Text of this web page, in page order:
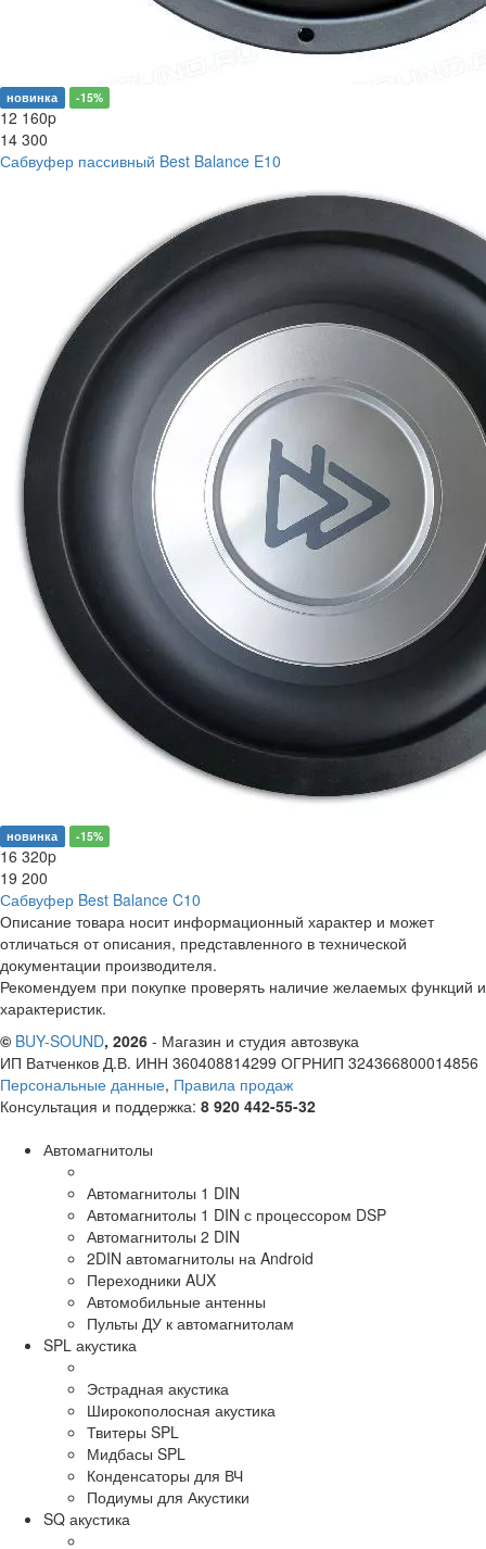
новинка -15%
12 160p
14 300
Сабвуфер пассивный Best Balance E10
новинка -15%
16 320p
19 200
Сабвуфер Best Balance C10
Описание товара носит информационный характер и может
отличаться от описания, представленного в технической
документации производителя.
Рекомендуем при покупке проверять наличие желаемых функций и
характеристик.
© BUY-SOUND, 2026 - Магазин и студия автозвука
ИП Ватченков Д.В. ИНН 360408814299 ОГРНИП 324366800014856
Персональные данные, Правила продаж
Консультация и поддержка: 8 920 442-55-32
Автомагнитолы
Автомагнитолы 1 DIN
Автомагнитолы 1 DIN с процессором DSP
Автомагнитолы 2 DIN
2DIN автомагнитолы на Android
Переходники AUX
Автомобильные антенны
Пульты ДУ к автомагнитолам
SPL акустика
Эстрадная акустика
Широкополосная акустика
Твитеры SPL
Мидбасы SPL
Конденсаторы для ВЧ
Подиумы для Акустики
SQ акустика